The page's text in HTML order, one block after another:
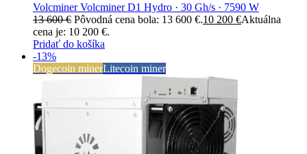
Volcminer Volcminer D1 Hydro · 30 Gh/s · 7590 W
13 600€ Pôvodná cena bola: 13 600 €.10 200 €Aktuálna
cena je: 10 200 €.
Pridať do košíka
-13%
Dogecoin minerLitecoin miner